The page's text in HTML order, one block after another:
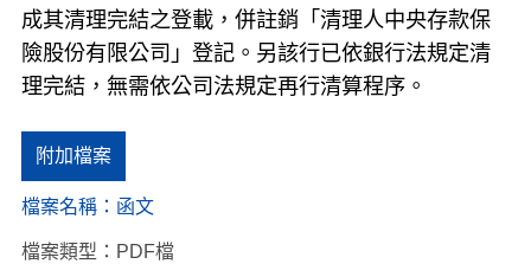
成其清理完結之登載，併註銷「清理人中央存款保
險股份有限公司」登記。另該行已依銀行法規定清
理完結，無需依公司法規定再行清算程序。
附加檔案
檔案名稱： 函文
檔案類型：PDF檔